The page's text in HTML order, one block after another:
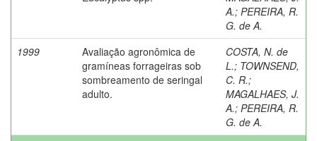
A.; PEREIRA, R.
G. de A.
1999
Avaliação agronômica de
gramíneas forrageiras sob
sombreamento de seringal
adulto.
COSTA, N. de
L.; TOWNSEND,
C. R.;
MAGALHAES, J.
A.; PEREIRA, R.
G. de A.